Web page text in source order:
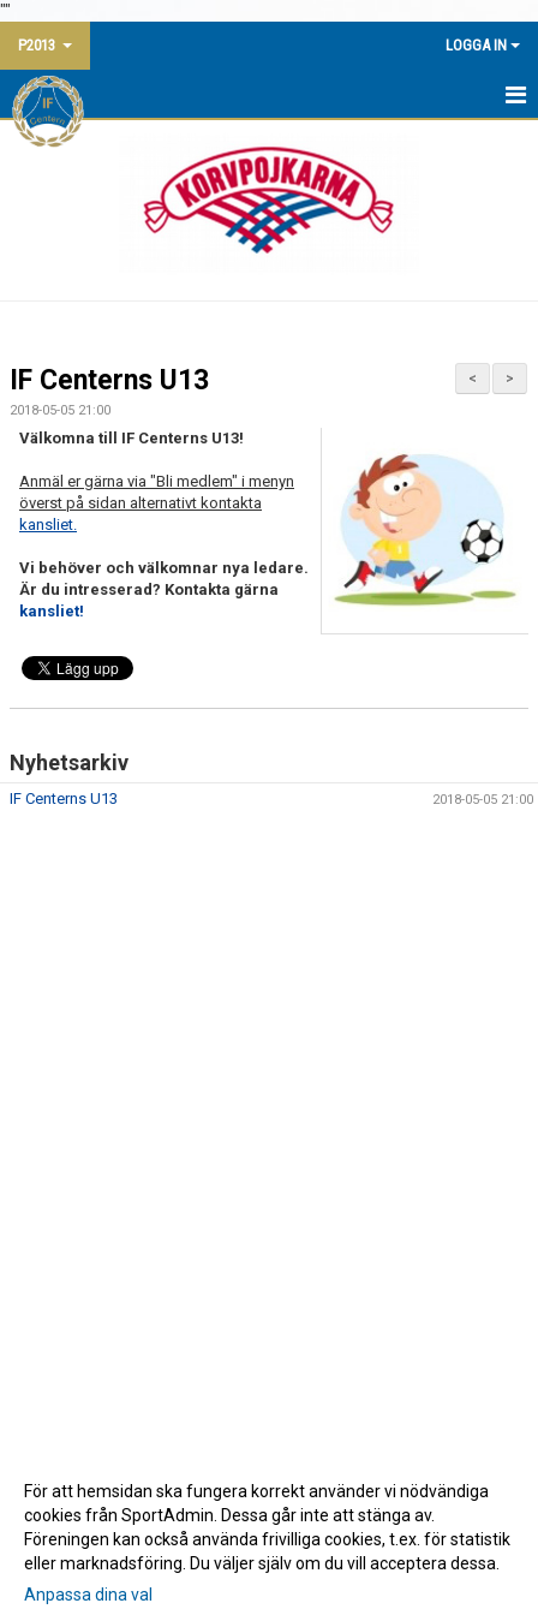
""
P2013
LOGGA IN
HEM
BILDGALLERI
KONTAKT
>
<
IF Centerns U13
2018-05-05 21:00
Välkomna till IF Centerns U13!
Anmäl er gärna via "Bli medlem" i menyn
överst på sidan alternativt kontakta
kansliet.
Vi behöver och välkomnar nya ledare.
Är du intresserad? Kontakta gärna
kansliet!
Nyhetsarkiv
IF Centerns U13 2018-05-05 21:00
För att hemsidan ska fungera korrekt använder vi nödvändiga
cookies från SportAdmin. Dessa går inte att stänga av.
Föreningen kan också använda frivilliga cookies, t.ex. för statistik
eller marknadsföring. Du väljer själv om du vill acceptera dessa.
Anpassa dina val